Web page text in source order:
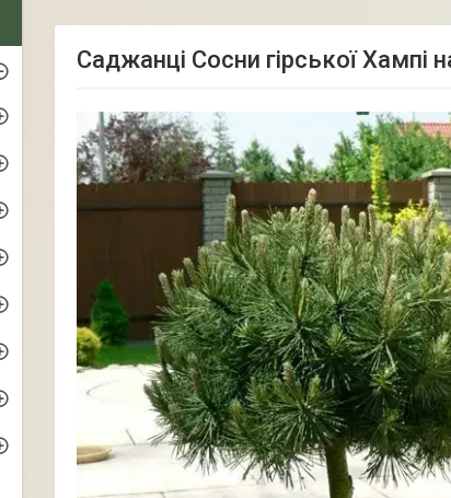
Саджанці Сосни гірської Хампі